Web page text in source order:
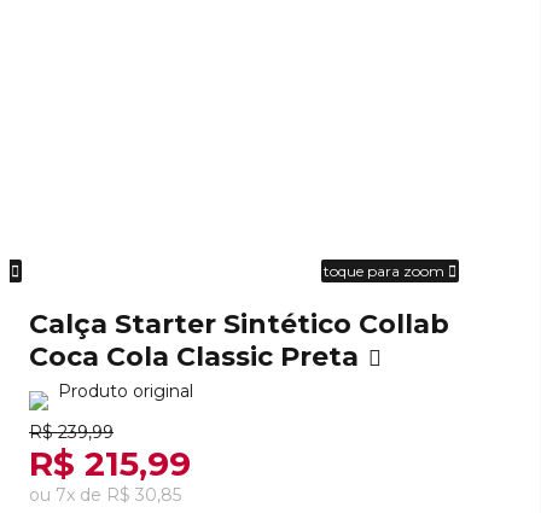
toque para zoom
Calça Starter Sintético Collab
Coca Cola Classic Preta
Produto original
R$ 239,99
R$ 215,99
ou 7x de R$ 30,85